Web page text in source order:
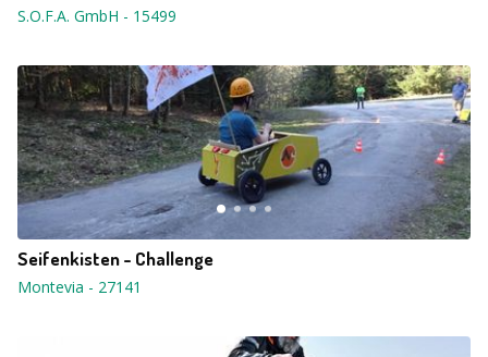
S.O.F.A. GmbH - 15499
Seifenkisten - Challenge
Montevia - 27141